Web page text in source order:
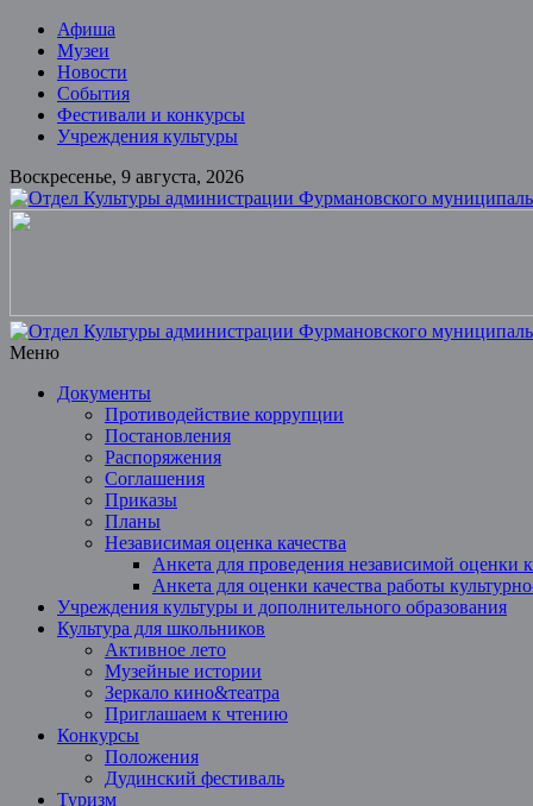
Skip
content
Афиша
Музеи
Новости
События
Фестивали и конкурсы
Учреждения культуры
Воскресенье, 9 августа, 2026
Фурмановского
муниципального
Муниципальное
учреждение
Меню
Документы
Противодействие коррупции
Постановления
Распоряжения
Соглашения
Приказы
Планы
Независимая оценка качества
Анкета для проведения независимой оценки
Анкета для оценки качества работы
Учреждения культуры и дополнительного образования
Культура для школьников
Активное лето
Музейные истории
Зеркало кино&театра
Приглашаем к чтению
Конкурсы
Положения
Дудинский фестиваль
Туризм